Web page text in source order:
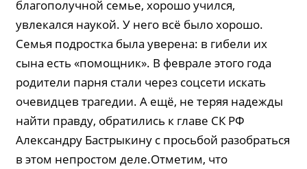
благополучной семье, хорошо учился,
увлекался наукой. У него всё было хорошо.
Семья подростка была уверена: в гибели их
сына есть «помощник». В феврале этого года
родители парня стали через соцсети искать
очевидцев трагедии. А ещё, не теряя надежды
найти правду, обратились к главе СК РФ
Александру Бастрыкину с просьбой разобраться
в этом непростом деле.Отметим, что